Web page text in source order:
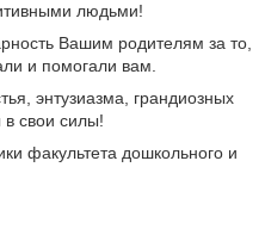
людьми!
Вашим родителям за то,
и помогали вам.
энтузиазма, грандиозных
свои силы!
факультета дошкольного и